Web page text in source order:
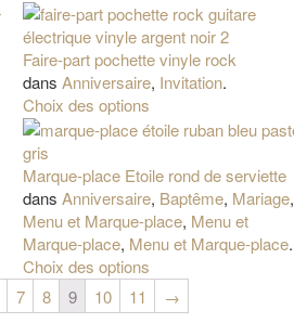
Faire-part pochette vinyle rock
dans Anniversaire, Invitation.
Choix des options
Marque-place Etoile rond de serviette
dans Anniversaire, Baptême, Mariage,
Menu et Marque-place, Menu et
Marque-place, Menu et Marque-place.
Choix des options
7 8 9 10 11 →